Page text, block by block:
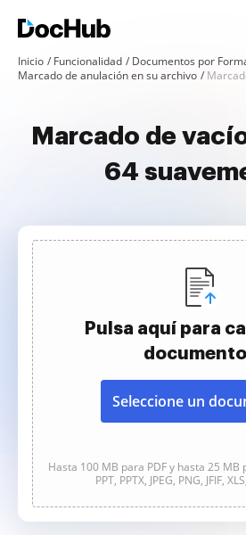
Inicio Funcionalidad
Documentos por
Marcado de anulación en su archivo
Marcado de
64
Pulsa aquí para
Seleccione un
Hasta 100 MB para PDF y hasta 25 MB
PPT, PPTX, JPEG, PNG, JFIF,